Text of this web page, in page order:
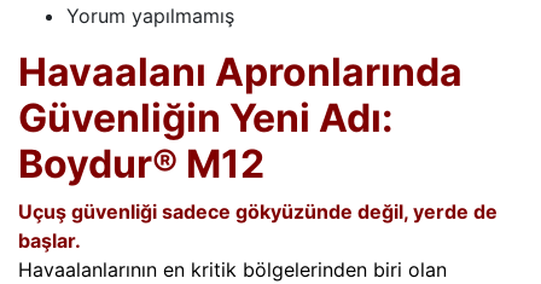
Yorum yapılmamış
Havaalanı Apronlarında
Güvenliğin Yeni Adı:
Boydur® M12
Uçuş güvenliği sadece gökyüzünde değil, yerde de
başlar.
Havaalanlarının en kritik bölgelerinden biri olan